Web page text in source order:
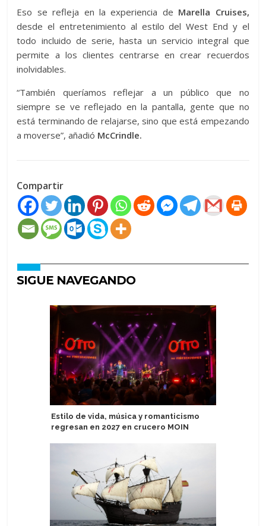
Eso se refleja en la experiencia de Marella Cruises,
desde el entretenimiento al estilo del West End y el
todo incluido de serie, hasta un servicio integral que
permite a los clientes centrarse en crear recuerdos
inolvidables.
“También queríamos reflejar a un público que no
siempre se ve reflejado en la pantalla, gente que no
está terminando de relajarse, sino que está empezando
a moverse”, añadió McCrindle.
Compartir
SIGUE NAVEGANDO
Estilo de vida, música y romanticismo
regresan en 2027 en crucero MOIN